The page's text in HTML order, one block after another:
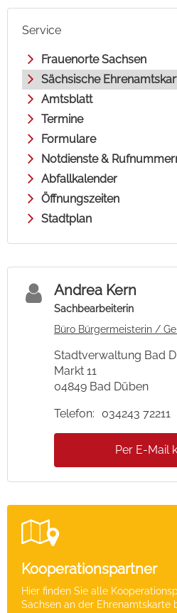
Service
Frauenorte Sachsen
Sächsische
Amtsblatt
Termine
Formulare
Notdienste &
Abfallkalender
Öffnungszeiten
Stadtplan
Andrea Kern
Sachbearbeiterin
Büro Bürgermeisterin /
Stadtverwaltung Bad
Markt 11
04849 Bad Düben
Telefon:
034243 72211
Per E-Mail
Kooperationspartner
Hier finden Sie alle
Sachsen an der Ehrenamtskarte